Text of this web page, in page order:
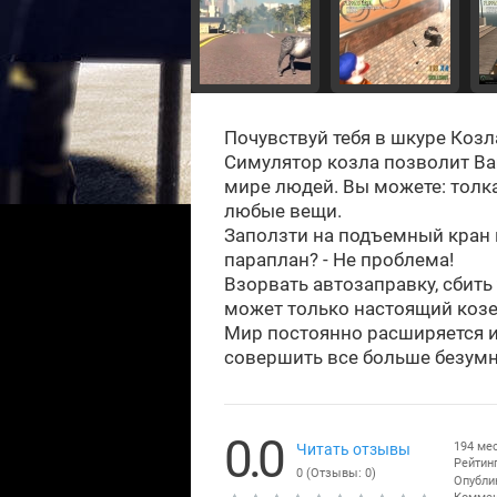
Почувствуй тебя в шкуре
Симулятор козла позволит
мире людей. Вы можете:
любые вещи.
Заползти на подъемный
параплан? - Не проблема!
Взорвать автозаправку,
может только настоящий
Мир постоянно расширяется
совершить все больше
0.0 Читать отзывы
0(Отзывы: 0)
194